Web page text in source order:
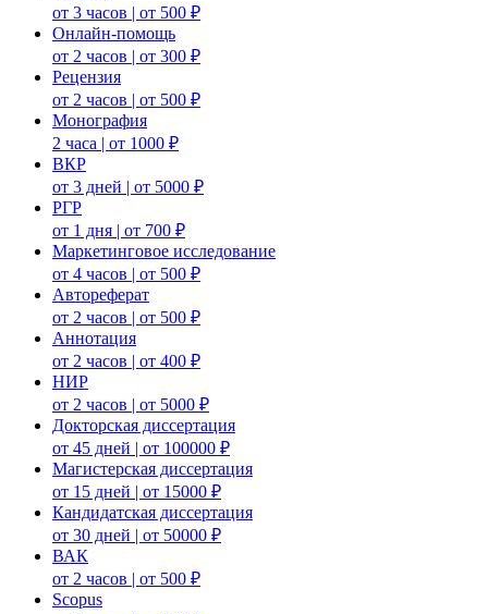
от 3 часов | от 500 ₽
Онлайн-помощь
от 2 часов | от 300 ₽
Рецензия
от 2 часов | от 500 ₽
Монография
2 часа | от 1000 ₽
ВКР
от 3 дней | от 5000 ₽
РГР
от 1 дня | от 700 ₽
Маркетинговое исследование
от 4 часов | от 500 ₽
Автореферат
от 2 часов | от 500 ₽
Аннотация
от 2 часов | от 400 ₽
НИР
от 2 часов | от 5000 ₽
Докторская диссертация
от 45 дней | от 100000 ₽
Магистерская диссертация
от 15 дней | от 15000 ₽
Кандидатская диссертация
от 30 дней | от 50000 ₽
ВАК
от 2 часов | от 500 ₽
Scopus